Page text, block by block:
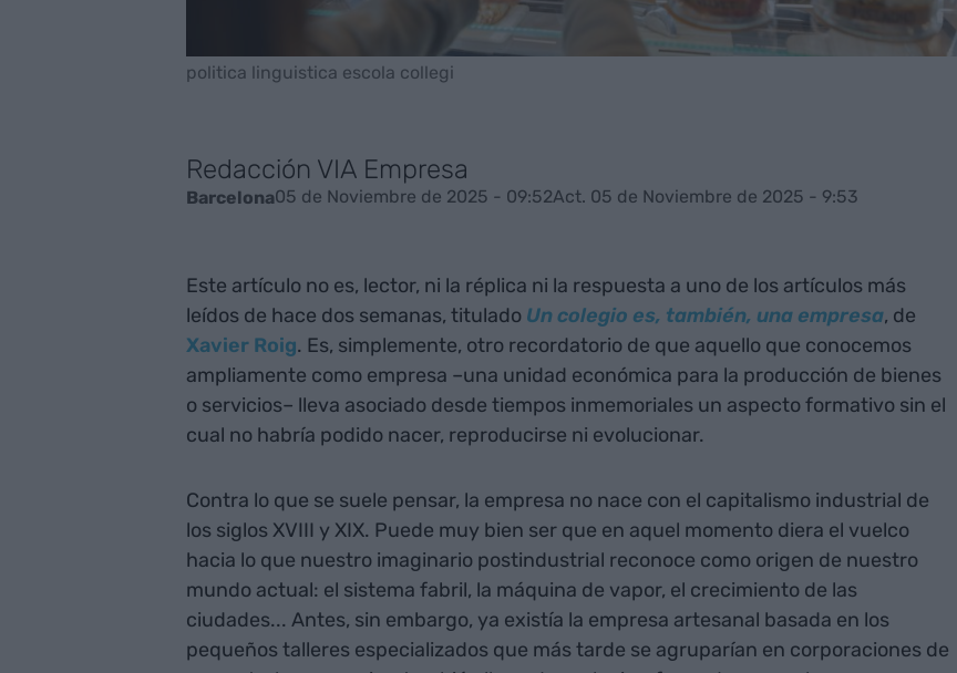
politica linguistica escola collegi
Redacción VIA Empresa
Barcelona05 de Noviembre de 2025 - 09:52Act. 05 de Noviembre de 2025 - 9:53
Este artículo no es, lector, ni la réplica ni la respuesta a uno de los artículos más
leídos de hace dos semanas, titulado Un colegio es, también, una empresa, de
Xavier Roig. Es, simplemente, otro recordatorio de que aquello que conocemos
ampliamente como empresa –una unidad económica para la producción de bienes
o servicios– lleva asociado desde tiempos inmemoriales un aspecto formativo sin el
cual no habría podido nacer, reproducirse ni evolucionar.
Contra lo que se suele pensar, la empresa no nace con el capitalismo industrial de
los siglos XVIII y XIX. Puede muy bien ser que en aquel momento diera el vuelco
hacia lo que nuestro imaginario postindustrial reconoce como origen de nuestro
mundo actual: el sistema fabril, la máquina de vapor, el crecimiento de las
ciudades... Antes, sin embargo, ya existía la empresa artesanal basada en los
pequeños talleres especializados que más tarde se agruparían en corporaciones de